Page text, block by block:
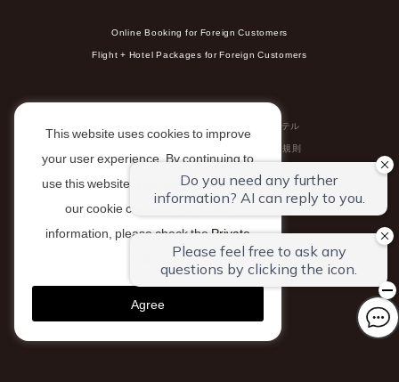
Online Booking for Foreign Customers
Flight + Hotel Packages for Foreign Customers
全国のブライトンホテル
宿泊約款/利用規則
旅館業法に基づく営業種別の標示
カスタマーハラスメントに対する基本方針
© KYOTO BRIGHTON HOTEL.
#kyoto_brightonhotel
This website uses cookies to improve
your user experience. By continuing to
use this website, you have agreed with
our cookie consent. For futher
information, please check thePrivate
Agree